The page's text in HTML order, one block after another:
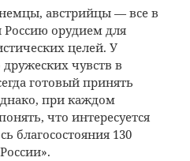
австрийцы — все в
Россию орудием для
целей. У
чувств в
готовый принять
при каждом
что интересуется
благосостояния 130